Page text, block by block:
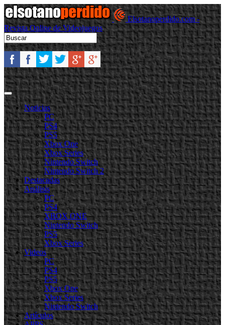
Elsotanoperdido.com -
Revista Online de Videojuegos
Noticias
PC
PS4
PS5
Xbox One
Xbox Series
Nintendo Switch
Nintendo Switch 2
Destacadas
Análisis
PC
PS4
XBOX ONE
Nintendo Switch
PS5
Xbox Series
Videos
PC
PS4
PS5
Xbox One
Xbox Series
Nintendo Switch
Artículos